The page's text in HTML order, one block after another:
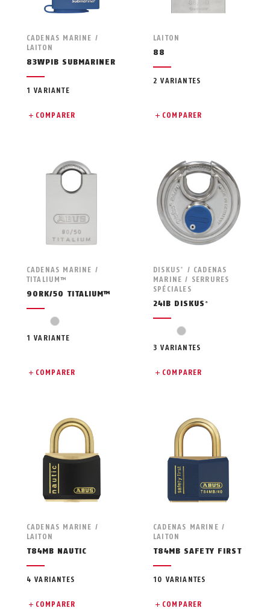
CADENAS MARINE /
LAITON
83WPIB SUBMARINER
1 VARIANTE
COMPARER
LAITON
88
2 VARIANTES
COMPARER
CADENAS MARINE /
TITALIUM™
90RK/50 TITALIUM™
silver
1 VARIANTE
COMPARER
DISKUS ®
/ CADENAS
MARINE / SERRURES
SPÉCIALES
24IB DISKUS ®
silver
3 VARIANTES
COMPARER
CADENAS MARINE /
LAITON
T84MB NAUTIC
4 VARIANTES
COMPARER
CADENAS MARINE /
LAITON
T84MB SAFETY FIRST
10 VARIANTES
COMPARER